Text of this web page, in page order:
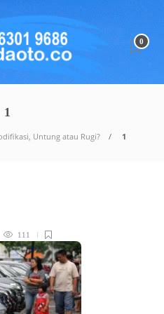
0
1
Untung atau Rugi? 1
111